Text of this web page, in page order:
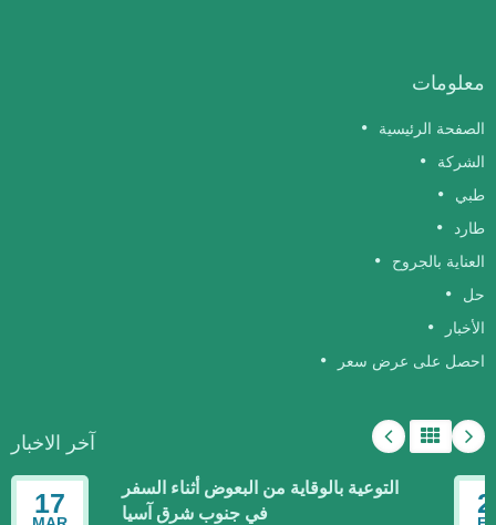
معلومات
الصفحة الرئيسية
الشركة
طبي
طارد
العناية بالجروح
حل
الأخبار
احصل على عرض سعر
آخر الاخبار
17
التوعية بالوقاية من البعوض أثناء السفر
في جنوب شرق آسيا